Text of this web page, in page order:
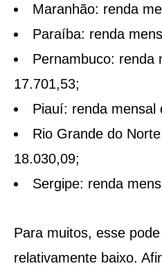
Maranhão: renda
Paraíba: renda
Pernambuco: renda
17.701,53;
Piauí: renda mensal
Rio Grande do
18.030,09;
Sergipe: renda
Para muitos, esse
relativamente baixo.